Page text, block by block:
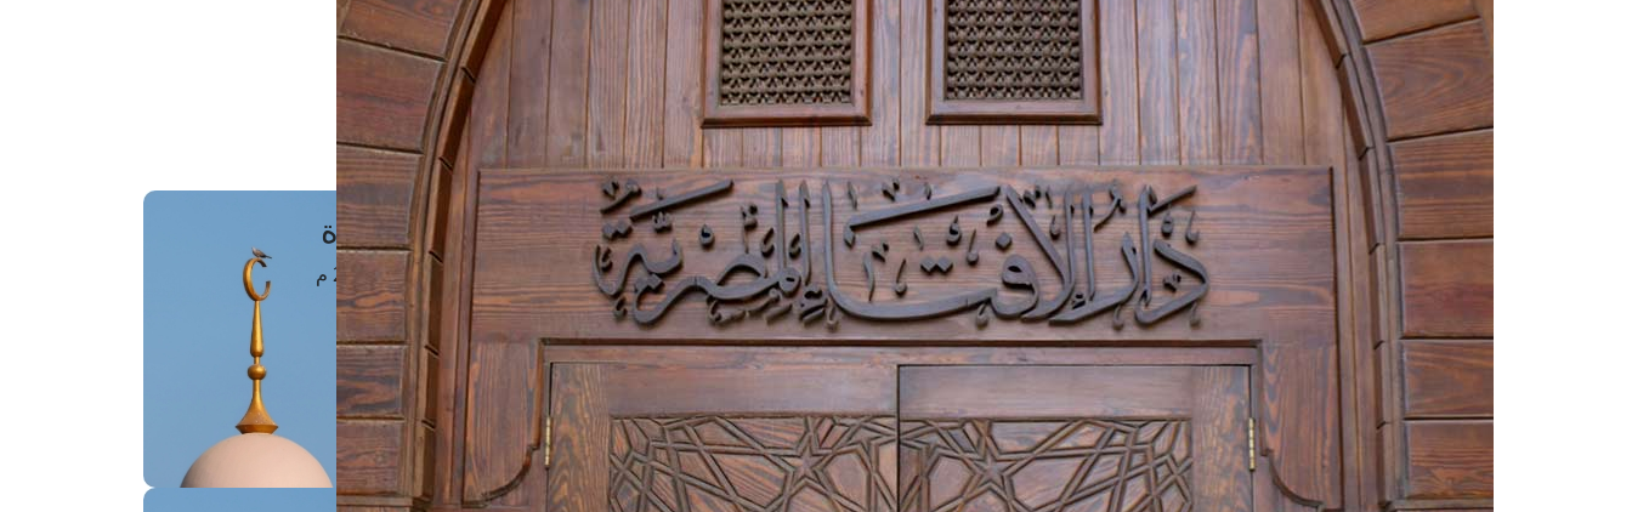
حجز موعد
الفتوى الهاتفية
مَواقِيتُ الصَّـــلاة
القاهرة · 09 أغسطس 2026 م
4 :43
الشروق
6 :18
الظهر
1 : 0
العصر